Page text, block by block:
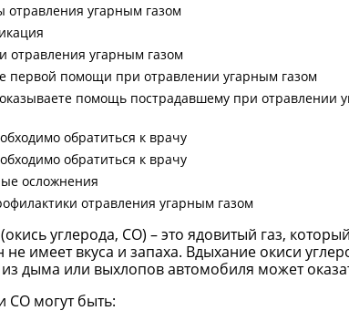
угарным газом
отравления угарным газом
первой помощи при отравлении угарным газом
помощь пострадавшему при отравлении
обратиться к врачу
обратиться к врачу
осложнения
отравления угарным газом
углерода, СО) – это ядовитый газ,
не имеет вкуса и запаха. Вдыхание окиси
из дыма или выхлопов автомобиля может
СО могут быть: